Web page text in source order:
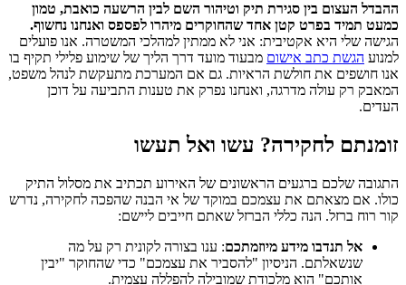
ההבדל העצום בין סגירת תיק וטיהור השם לבין הרשעה כואבת, טמון
כמעט תמיד בפרט קטן אחד שהחוקרים מיהרו לפספס ואנחנו נחשוף.
הגישה שלי היא אקטיבית: אני לא ממתין למהלכי המשטרה. אנו פועלים
למנוע הגשת כתב אישום מבעוד מועד דרך הליך של שימוע פלילי תקיף בו
אנו חושפים את חולשת הראיות. גם אם המערכת מתעקשת לנהל משפט,
המאבק רק עולה מדרגה, ואנחנו נפרק את טענות התביעה על דוכן
העדים.
זומנתם לחקירה? עשו ואל תעשו
התגובה שלכם ברגעים הראשונים של האירוע תכתיב את מסלול התיק
כולו. אם מצאתם את עצמכם במוקד של אי הבנה שהפכה לחקירה, נדרש
קור רוח ברזל. הנה כללי הברזל שאתם חייבים ליישם:
אל תנדבו מידע מיוזמתכם: ענו בצורה לקונית רק על מה
שנשאלתם. הניסיון "להסביר את עצמכם" כדי שהחוקר "יבין
אותכם" הוא מלכודת שמובילה להפללה עצמית.